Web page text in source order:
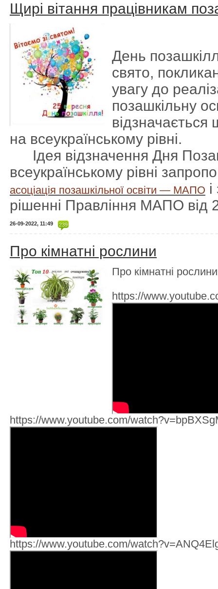
Щирі вітання працівникам
День
свято,
увагу до
позашкільну
на всеукраїнському рівні.
Ідея відзначення Дня
всеукраїнському рівні
асоціація позашкільної освіти — МАПО
рішенні Правління МАПО від
26-09-2022, 11:49 239
Про кімнатні рослини
Про кімнатні
https://
https://www.youtube.com/
https://www.youtube.com/